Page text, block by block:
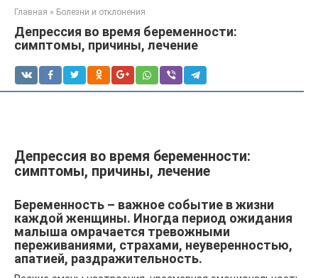
Главная » Болезни и отклонения
Депрессия во время беременности:
симптомы, причины, лечение
Депрессия во время беременности:
симптомы, причины, лечение
Беременность – важное событие в жизни
каждой женщины. Иногда период ожидания
малыша омрачается тревожными
переживаниями, страхами, неуверенностью,
апатией, раздражительность.